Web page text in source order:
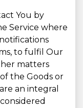
You by
Service where
to fulfil Our
matters
the Goods or
an integral